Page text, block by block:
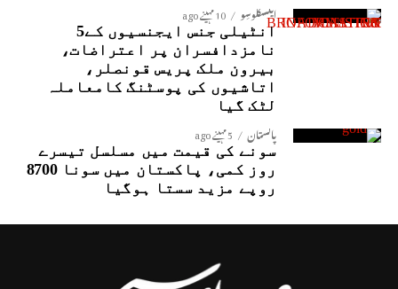
ایکسکلوسِو 10 مہینے ago
انٹیلی جنس ایجنسیوں کے5
نامزدافسران پر اعتراضات،
بیرون ملک پریس قونصلر،
اتاشیوں کی پوسٹنگ کامعاملہ
لٹک گیا
پاکستان 5 مہینے ago
سونے کی قیمت میں مسلسل تیسرے
روز کمی، پاکستان میں سونا 8700
روپے مزید سستا ہوگیا